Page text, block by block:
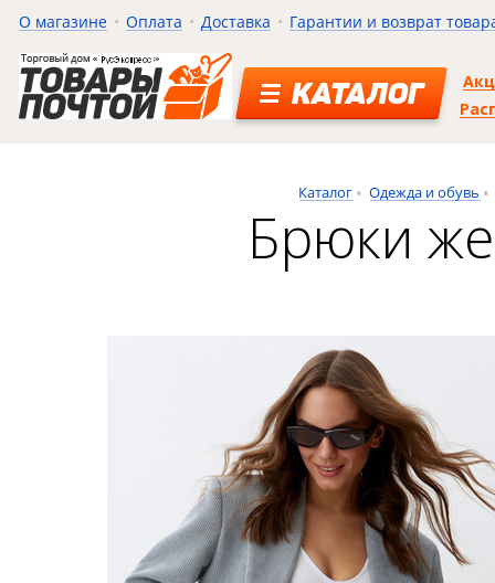
О магазине Оплата Доставка Гарантии и возврат
КАТАЛОГ
Каталог Одежда и обувь
Брюки